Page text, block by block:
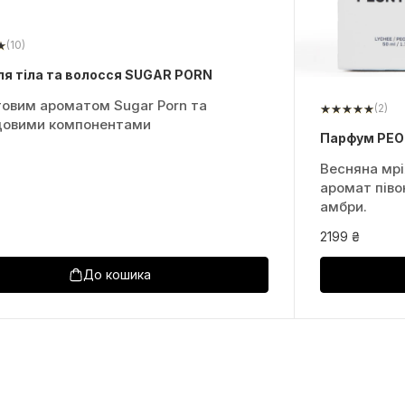
(10)
тіла та волосся SUGAR PORN
ароматом Sugar Porn та
компонентами
До кошика
(2)
Парфум
Весняна
аромат
амбри.
2199 ₴